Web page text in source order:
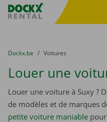
sitename
You are here:
du
Dockx.be to
Voitures
Louer une
Louer une voiture à Suxy ?
de modèles et de marques
petite voiture maniable